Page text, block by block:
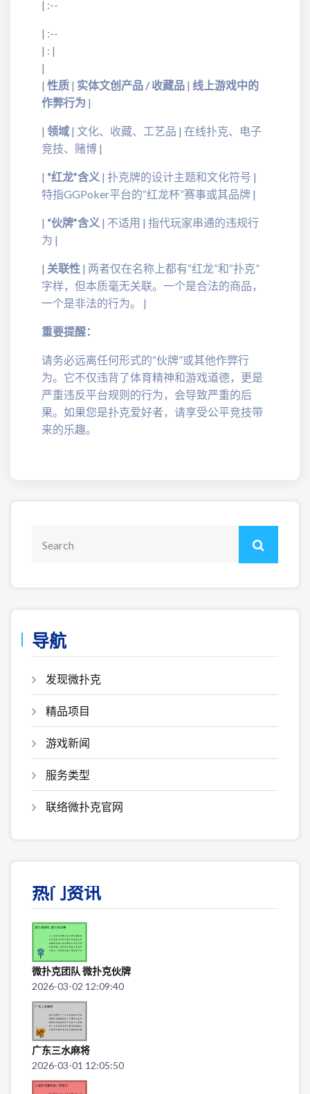
| :--
| :--
| : |
|
| 性质 | 实体文创产品 / 收藏品 | 线上游戏中的
作弊行为 |
| 领域 | 文化、收藏、工艺品 | 在线扑克、电子
竞技、赌博 |
| “红龙”含义 | 扑克牌的设计主题和文化符号 |
特指GGPoker平台的“红龙杯”赛事或其品牌 |
| “伙牌”含义 | 不适用 | 指代玩家串通的违规行
为 |
| 关联性 | 两者仅在名称上都有“红龙”和“扑克”
字样，但本质毫无关联。一个是合法的商品，
一个是非法的行为。 |
重要提醒：
请务必远离任何形式的“伙牌”或其他作弊行
为。它不仅违背了体育精神和游戏道德，更是
严重违反平台规则的行为，会导致严重的后
果。如果您是扑克爱好者，请享受公平竞技带
来的乐趣。
导航
发现微扑克
精品项目
游戏新闻
服务类型
联络微扑克官网
热门资讯
微扑克团队 微扑克伙牌
2026-03-02 12:09:40
广东三水麻将
2026-03-01 12:05:50